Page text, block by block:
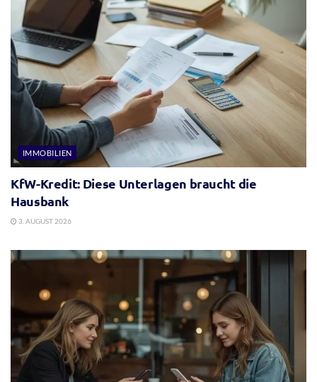
IMMOBILIEN
KfW-Kredit: Diese Unterlagen braucht die
Hausbank
3. AUGUST 2026